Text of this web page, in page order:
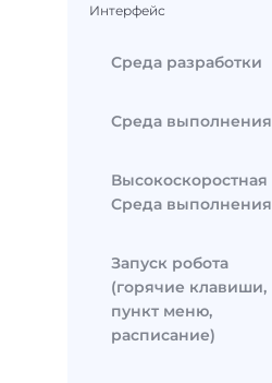
Интерфейс
Среда разработки
Среда выполнения
Высокоскоростная
Среда выполнения
Запуск робота
(горячие клавиши,
пункт меню,
расписание)